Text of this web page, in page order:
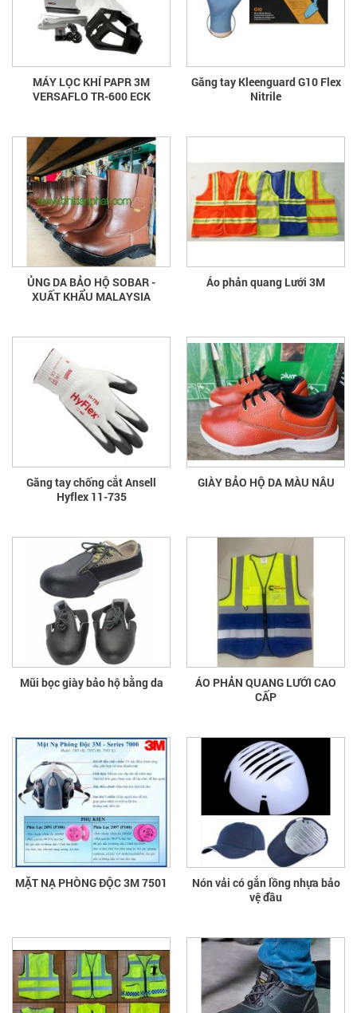
MÁY LỌC KHÍ PAPR 3M
VERSAFLO TR-600 ECK
Găng tay Kleenguard G10 Flex
Nitrile
ỦNG DA BẢO HỘ SOBAR -
XUẤT KHẨU MALAYSIA
Áo phản quang Lưới 3M
Găng tay chống cắt Ansell
Hyflex 11-735
GIÀY BẢO HỘ DA MÀU NÂU
Mũi bọc giày bảo hộ bằng da
ÁO PHẢN QUANG LƯỚI CAO
CẤP
MẶT NẠ PHÒNG ĐỘC 3M 7501
Nón vải có gắn lồng nhựa bảo
vệ đầu